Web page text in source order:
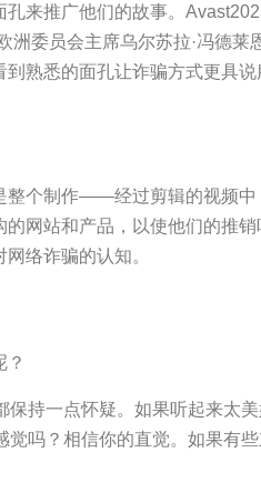
来推广他们的故事。
洲委员会主席乌尔苏拉·冯德莱
熟悉的面孔让诈骗方式更具说
整个制作——经过剪辑的视频中
网站和产品，以使他们的推
络诈骗的认知。
？
保持一点怀疑。如果听起来太
觉吗？相信你的直觉。如果有